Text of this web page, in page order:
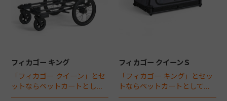
フィカゴー キング
「フィカゴー クイーン」とセ
ットならペットカートとして
使える、耐荷重50kgの大型犬
フィカゴー クイーンＳ
「フィカゴー キング」とセッ
トならペットカートとしても
使える、耐荷重30㎏の中～大